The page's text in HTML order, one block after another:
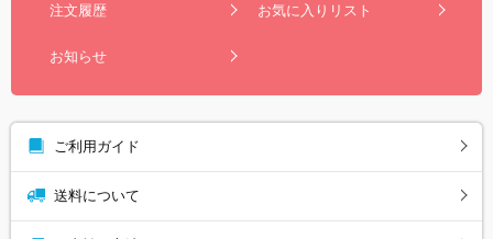
注文履歴 お気に入りリスト
お知らせ
ご利用ガイド
送料について